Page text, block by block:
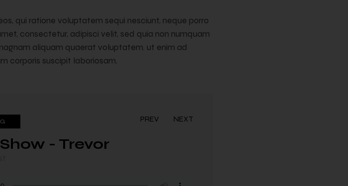
qui ratione voluptatem sequi nesciunt, neque porro
consectetur, adipisci velit, sed quia non numquam
aliquam quaerat voluptatem. ut enim ad
corporis suscipit laboriosam.
- Trevor
PREV NEXT